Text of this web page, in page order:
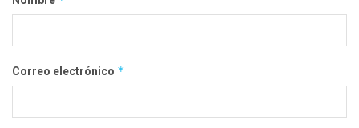
Correo electrónico *